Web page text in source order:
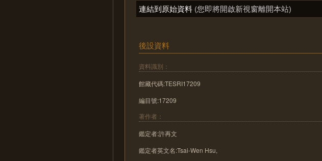
連結到原始資料 (您即將開啟新視窗離開本站)
後設資料
資料識別：
館藏代碼:TESRI17209
編目號:17209
著作者：
鑑定者:許再文
鑑定者英文名:Tsai-Wen Hsu,